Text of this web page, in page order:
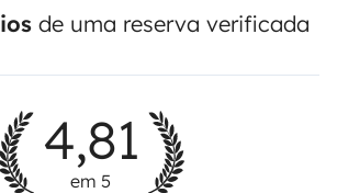
de uma reserva verificada
4,81
em 5